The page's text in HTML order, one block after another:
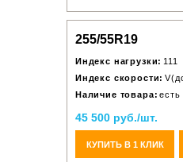
255/55R19
Индекс нагрузки: 111
Индекс скорости:
Наличие товара: есть
45 500 руб./шт.
КУПИТЬ В 1 КЛИК